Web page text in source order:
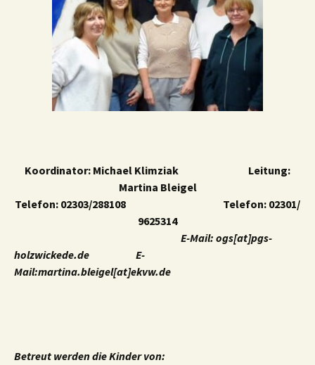
Koordinator: Michael Klimziak Leitung:
Martina Bleigel
Telefon: 02303/288108 Telefon: 02301/
9625314
E-Mail: ogs[at]pgs-
holzwickede.de E-
Mail:martina.bleigel[at]ekvw.de
Betreut werden die Kinder von: